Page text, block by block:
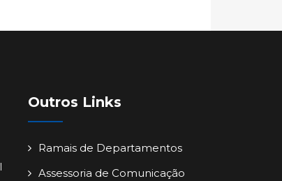
Outros Links
Ramais de Departamentos
Assessoria de Comunicação